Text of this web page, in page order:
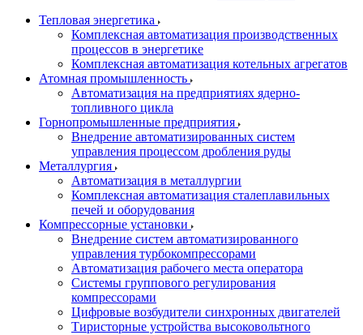
Тепловая энергетика
Комплексная автоматизация производственных
процессов в энергетике
Комплексная автоматизация котельных агрегатов
Атомная промышленность
Автоматизация на предприятиях ядерно-
топливного цикла
Горнопромышленные предприятия
Внедрение автоматизированных систем
управления процессом дробления руды
Металлургия
Автоматизация в металлургии
Комплексная автоматизация сталеплавильных
печей и оборудования
Компрессорные установки
Внедрение систем автоматизированного
управления турбокомпрессорами
Автоматизация рабочего места оператора
Системы группового регулирования
компрессорами
Цифровые возбудители синхронных двигателей
Тиристорные устройства высоковольтного